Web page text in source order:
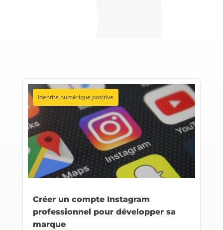
Identité numérique positive
Créer un compte Instagram
professionnel pour développer sa
marque